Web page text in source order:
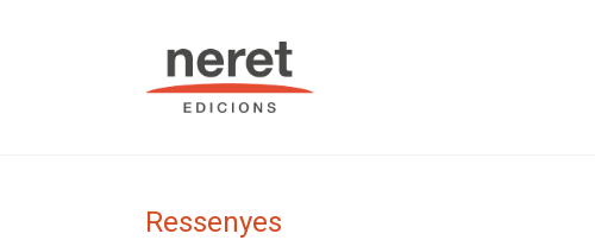
Ressenyes